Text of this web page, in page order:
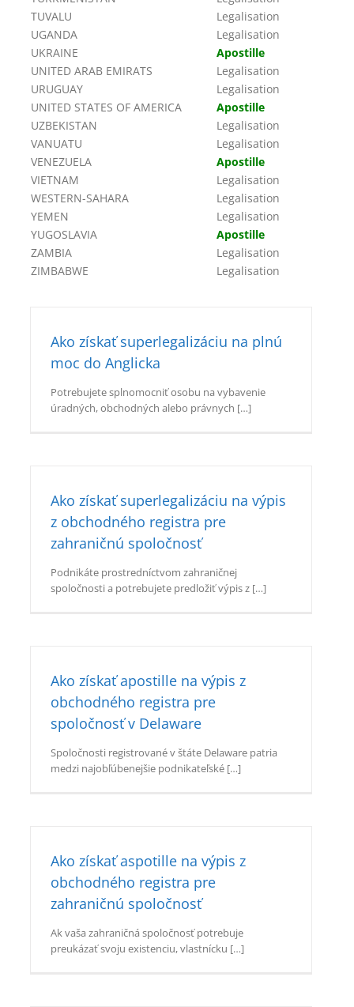
TUVALU
Legalisation
UGANDA
Legalisation
UKRAINE
Apostille
UNITED ARAB EMIRATS
Legalisation
URUGUAY
Legalisation
UNITED STATES OF AMERICA
Apostille
UZBEKISTAN
Legalisation
VANUATU
Legalisation
VENEZUELA
Apostille
VIETNAM
Legalisation
WESTERN-SAHARA
Legalisation
YEMEN
Legalisation
YUGOSLAVIA
Apostille
ZAMBIA
Legalisation
ZIMBABWE
Legalisation
Ako získať superlegalizáciu na plnú
moc do Anglicka
Potrebujete splnomocniť osobu na vybavenie
úradných, obchodných alebo právnych […]
Ako získať superlegalizáciu na výpis
z obchodného registra pre
zahraničnú spoločnosť
Podnikáte prostredníctvom zahraničnej
spoločnosti a potrebujete predložiť výpis z […]
Ako získať apostille na výpis z
obchodného registra pre
spoločnosť v Delaware
Spoločnosti registrované v štáte Delaware patria
medzi najobľúbenejšie podnikateľské […]
Ako získať aspotille na výpis z
obchodného registra pre
zahraničnú spoločnosť
Ak vaša zahraničná spoločnosť potrebuje
preukázať svoju existenciu, vlastnícku […]